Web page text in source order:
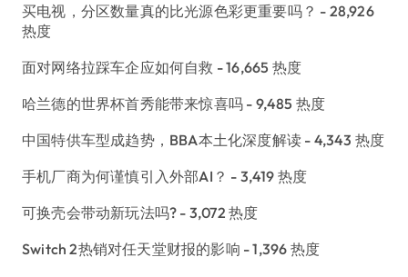
买电视，分区数量真的比光源色彩更重要吗？ - 28,926
热度
面对网络拉踩车企应如何自救 - 16,665 热度
哈兰德的世界杯首秀能带来惊喜吗 - 9,485 热度
中国特供车型成趋势，BBA本土化深度解读 - 4,343 热度
手机厂商为何谨慎引入外部AI？ - 3,419 热度
可换壳会带动新玩法吗? - 3,072 热度
Switch 2热销对任天堂财报的影响 - 1,396 热度